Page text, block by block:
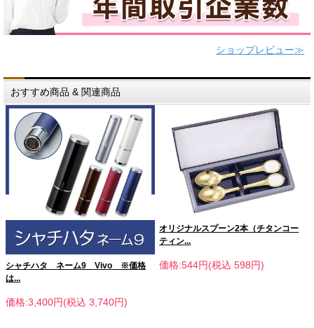
ショップレビュー≫
おすすめ商品 & 関連商品
シャチハタ ネーム9 Vivo ※価格
は...
価格:3,400円(税込 3,740円)
オリジナルスプーン2本（チタンコー
ティン...
価格:544円(税込 598円)